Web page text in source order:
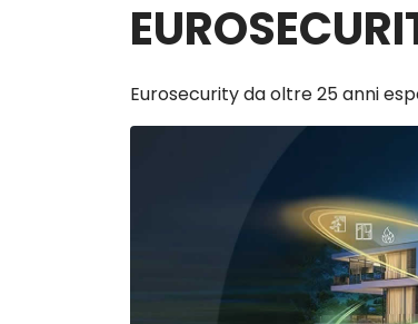
Eurosecurity da oltre 25 anni